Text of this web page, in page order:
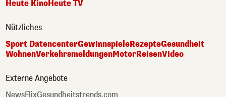
Heute KinoHeute TV
Nützliches
Sport DatencenterGewinnspieleRezepteGesundheit
WohnenVerkehrsmeldungenMotorReisenVideo
Externe Angebote
NewsFlixGesundheitstrends.com